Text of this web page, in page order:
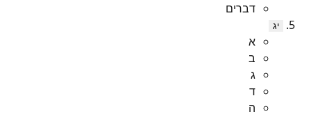
דברים
יג
א
ב
ג
ד
ה